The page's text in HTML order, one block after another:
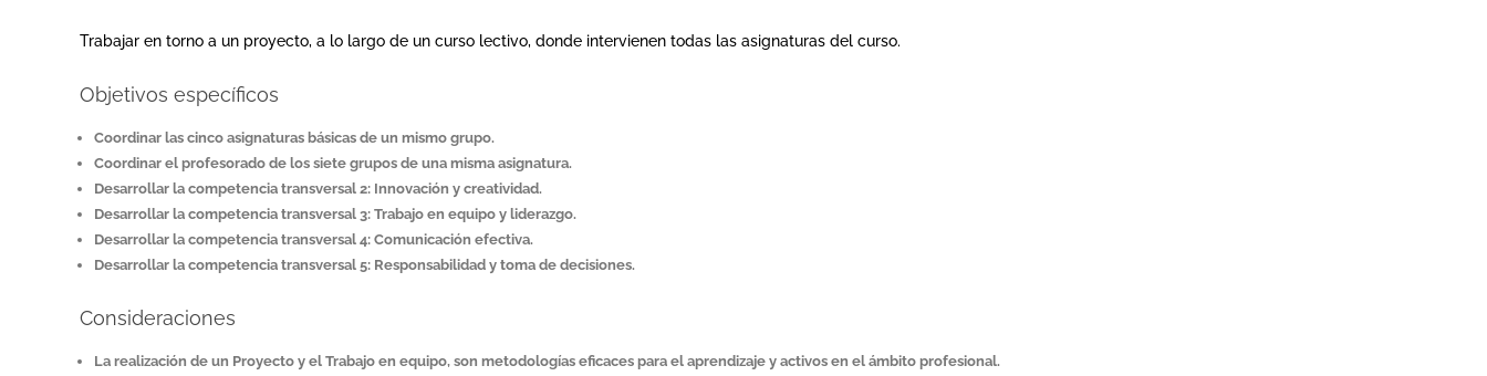
Trabajar en torno a un proyecto, a lo largo de un curso lectivo, donde intervienen todas las asignaturas del curso.
Objetivos específicos
Coordinar las cinco asignaturas básicas de un mismo grupo.
Coordinar el profesorado de los siete grupos de una misma asignatura.
Desarrollar la competencia transversal 2: Innovación y creatividad.
Desarrollar la competencia transversal 3: Trabajo en equipo y liderazgo.
Desarrollar la competencia transversal 4: Comunicación efectiva.
Desarrollar la competencia transversal 5: Responsabilidad y toma de decisiones.
Consideraciones
La realización de un Proyecto y el Trabajo en equipo, son metodologías eficaces para el aprendizaje y activos en el ámbito profesional.